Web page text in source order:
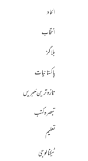
الحاد
انتخاب
بلاگز
پاکستانیات
تازہ ترین خبریں
تبصرہ کتب
تعلیم
ٹیکنالوجی